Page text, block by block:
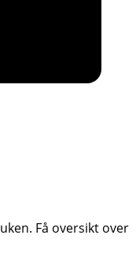
Få oversikt over